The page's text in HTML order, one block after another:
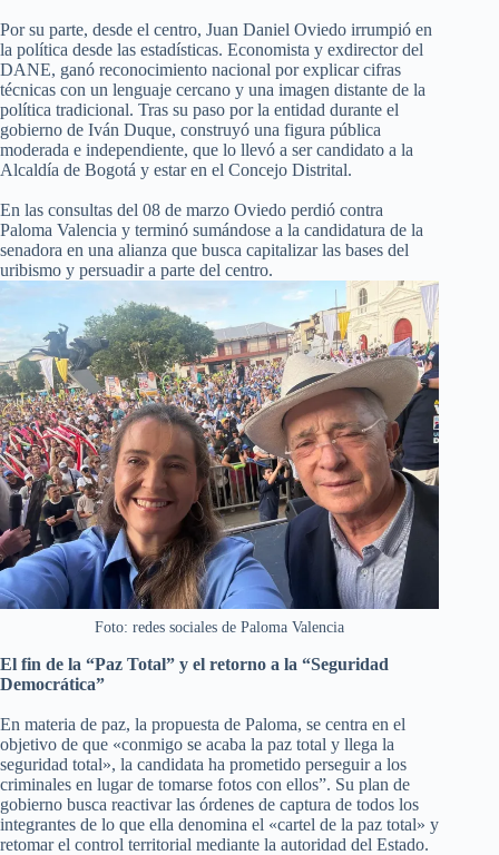
Por su parte, desde el centro, Juan Daniel Oviedo irrumpió en
la política desde las estadísticas. Economista y exdirector del
DANE, ganó reconocimiento nacional por explicar cifras
técnicas con un lenguaje cercano y una imagen distante de la
política tradicional. Tras su paso por la entidad durante el
gobierno de Iván Duque, construyó una figura pública
moderada e independiente, que lo llevó a ser candidato a la
Alcaldía de Bogotá y estar en el Concejo Distrital.
En las consultas del 08 de marzo Oviedo perdió contra
Paloma Valencia y terminó sumándose a la candidatura de la
senadora en una alianza que busca capitalizar las bases del
uribismo y persuadir a parte del centro.
Foto: redes sociales de Paloma Valencia
El fin de la “Paz Total” y el retorno a la “Seguridad
Democrática”
En materia de paz, la propuesta de Paloma, se centra en el
objetivo de que «conmigo se acaba la paz total y llega la
seguridad total», la candidata ha prometido perseguir a los
criminales en lugar de tomarse fotos con ellos”. Su plan de
gobierno busca reactivar las órdenes de captura de todos los
integrantes de lo que ella denomina el «cartel de la paz total» y
retomar el control territorial mediante la autoridad del Estado.